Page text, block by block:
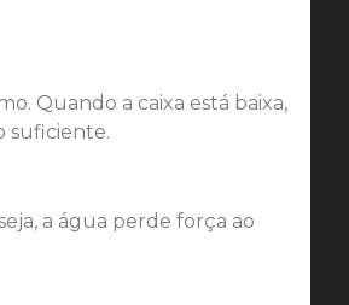
Quando a caixa está baixa,
suficiente.
a água perde força ao